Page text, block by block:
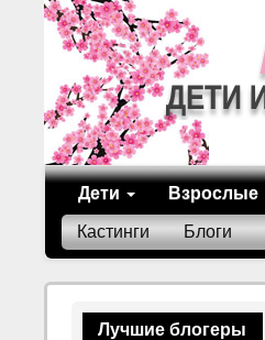
Дети Взрослые
Кастинги Блоги
Лучшие блогеры